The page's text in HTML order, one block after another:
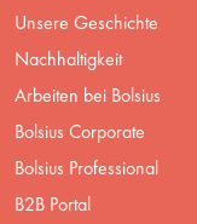
Unsere Geschichte
Nachhaltigkeit
Arbeiten bei Bolsius
Bolsius Corporate
Bolsius Professional
B2B Portal